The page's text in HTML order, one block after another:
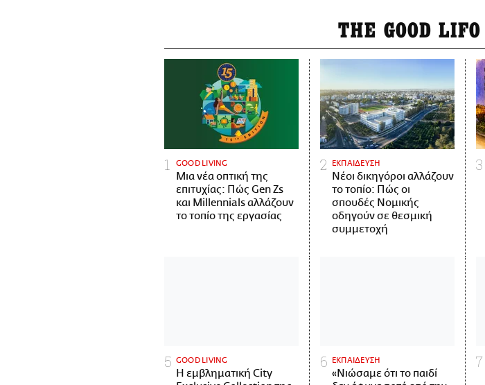
THE GOOD LIFO
GOOD LIVING
Μια νέα οπτική της
επιτυχίας: Πώς Gen Zs
και Millennials αλλάζουν
το τοπίο της εργασίας
ΕΚΠΑΙΔΕΥΣΗ
Νέοι δικηγόροι αλλάζουν
το τοπίο: Πώς οι
σπουδές Νομικής
οδηγούν σε θεσμική
συμμετοχή
GOOD LIVING
Η εμβληματική City
ΕΚΠΑΙΔΕΥΣΗ
«Νιώσαμε ότι το παιδί